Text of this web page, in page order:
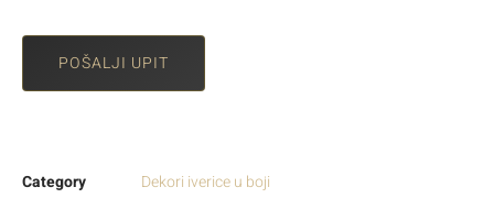
POŠALJI UPIT
Category Dekori iverice u boji